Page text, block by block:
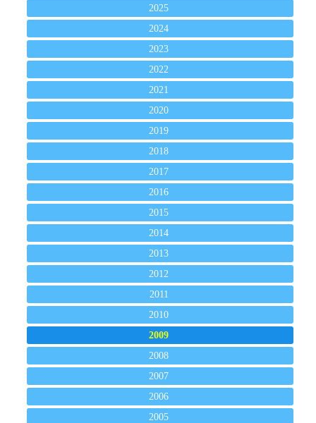
2025
2024
2023
2022
2021
2020
2019
2018
2017
2016
2015
2014
2013
2012
2011
2010
2009
2008
2007
2006
2005